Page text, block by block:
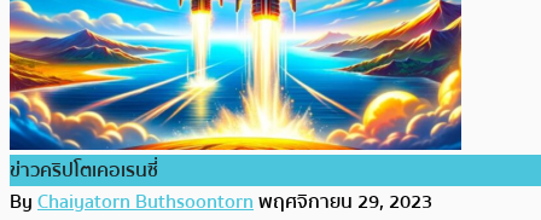
ข่าวคริปโตเคอเรนซี่
ByChaiyatorn Buthsoontornพฤศจิกายน 29, 2023